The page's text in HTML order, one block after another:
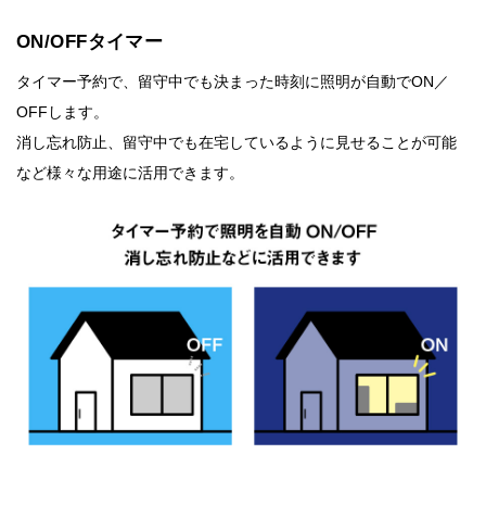
ON/OFFタイマー
タイマー予約で、留守中でも決まった時刻に照明が自動でON／
OFFします。
消し忘れ防止、留守中でも在宅しているように見せることが可能
など様々な用途に活用できます。